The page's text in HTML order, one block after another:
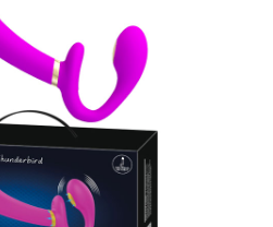
Hình ảnh sản phẩm dương vật cho